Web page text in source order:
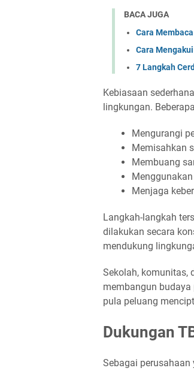
BACA JUGA
Cara
Cara
7 Langkah
Kebiasaan
lingkungan.
Mengurangi
Memisahkan
Membuang
Menjaga
Langkah-langkah
dilakukan secara
mendukung
Sekolah, komunitas,
membangun
pula peluang
Dukungan
Sebagai perusahaan